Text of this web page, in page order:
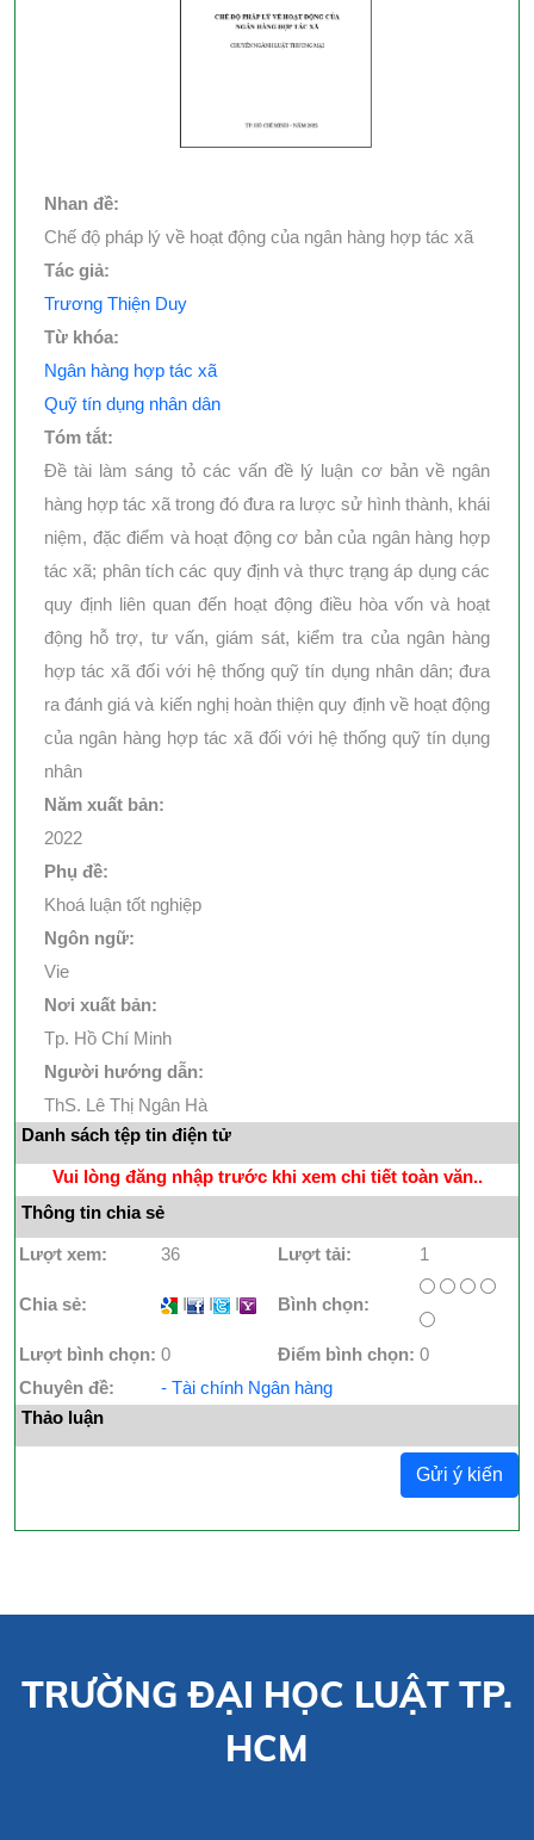
Nhan đề:
Chế độ pháp lý về hoạt động của ngân hàng hợp tác xã
Tác giả:
Trương Thiện Duy
Từ khóa:
Ngân hàng hợp tác xã
Quỹ tín dụng nhân dân
Tóm tắt:
Đề tài làm sáng tỏ các vấn đề lý luận cơ bản về ngân
hàng hợp tác xã trong đó đưa ra lược sử hình thành, khái
niệm, đặc điểm và hoạt động cơ bản của ngân hàng hợp
tác xã; phân tích các quy định và thực trạng áp dụng các
quy định liên quan đến hoạt động điều hòa vốn và hoạt
động hỗ trợ, tư vấn, giám sát, kiểm tra của ngân hàng
hợp tác xã đối với hệ thống quỹ tín dụng nhân dân; đưa
ra đánh giá và kiến nghị hoàn thiện quy định về hoạt động
của ngân hàng hợp tác xã đối với hệ thống quỹ tín dụng
nhân
Năm xuất bản:
2022
Phụ đề:
Khoá luận tốt nghiệp
Ngôn ngữ:
Vie
Nơi xuất bản:
Tp. Hồ Chí Minh
Người hướng dẫn:
ThS. Lê Thị Ngân Hà
Danh sách tệp tin điện tử
Vui lòng đăng nhập trước khi xem chi tiết toàn văn..
Thông tin chia sẻ
Lượt xem: 36 Lượt tải: 1
Chia sẻ: I I I Bình chọn:
Lượt bình chọn: 0 Điểm bình chọn: 0
Chuyên đề:
- Tài chính Ngân hàng
Thảo luận
Gửi ý kiến
TRƯỜNG ĐẠI HỌC LUẬT TP.
HCM